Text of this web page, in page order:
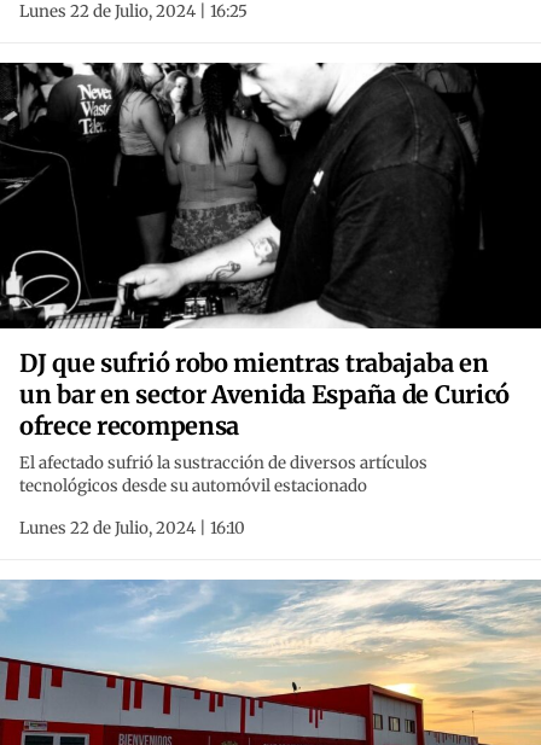
Lunes 22 de Julio, 2024 | 16:25
DJ que sufrió robo mientras trabajaba en
un bar en sector Avenida España de Curicó
ofrece recompensa
El afectado sufrió la sustracción de diversos artículos
tecnológicos desde su automóvil estacionado
Lunes 22 de Julio, 2024 | 16:10